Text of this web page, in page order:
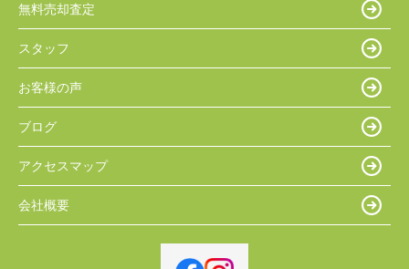
無料売却査定
スタッフ
お客様の声
ブログ
アクセスマップ
会社概要